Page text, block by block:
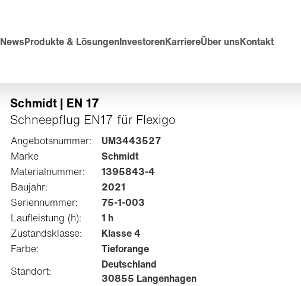
NewsProdukte & LösungenInvestorenKarriereÜber unsKontakt
Schmidt | EN 17
Schneepflug EN17 für Flexigo
Angebotsnummer:
UM3443527
Marke
Schmidt
Materialnummer:
1395843-4
Baujahr:
2021
Seriennummer:
75-1-003
Laufleistung (h):
1 h
Zustandsklasse:
Klasse 4
Farbe:
Tieforange
Standort:
Deutschland
30855 Langenhagen